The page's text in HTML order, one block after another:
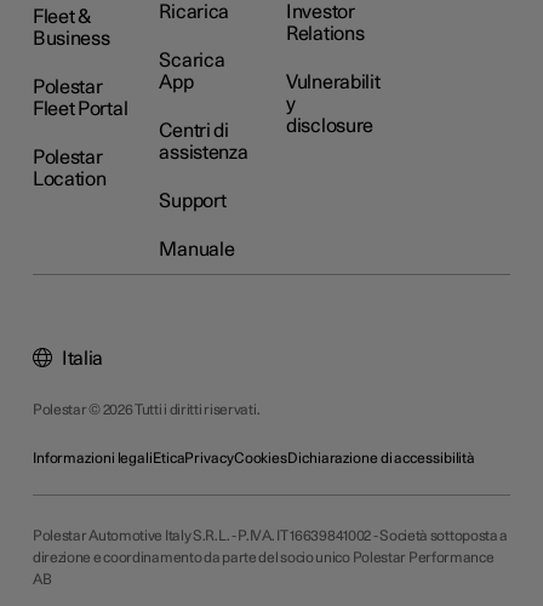
Fleet &
Business
Polestar
Fleet Portal
Polestar
Location
Ricarica
Scarica
App
Centri di
assistenza
Support
Manuale
Investor
Relations
Vulnerabilit
y
disclosure
Polestar © 2026 Tutti i diritti riservati.
Informazioni legaliEticaPrivacyCookiesDichiarazione di accessibilità
Italia
Polestar Automotive Italy S.R.L. - P.IVA. IT 16639841002 - Società sottoposta a
direzione e coordinamento da parte del socio unico Polestar Performance
AB